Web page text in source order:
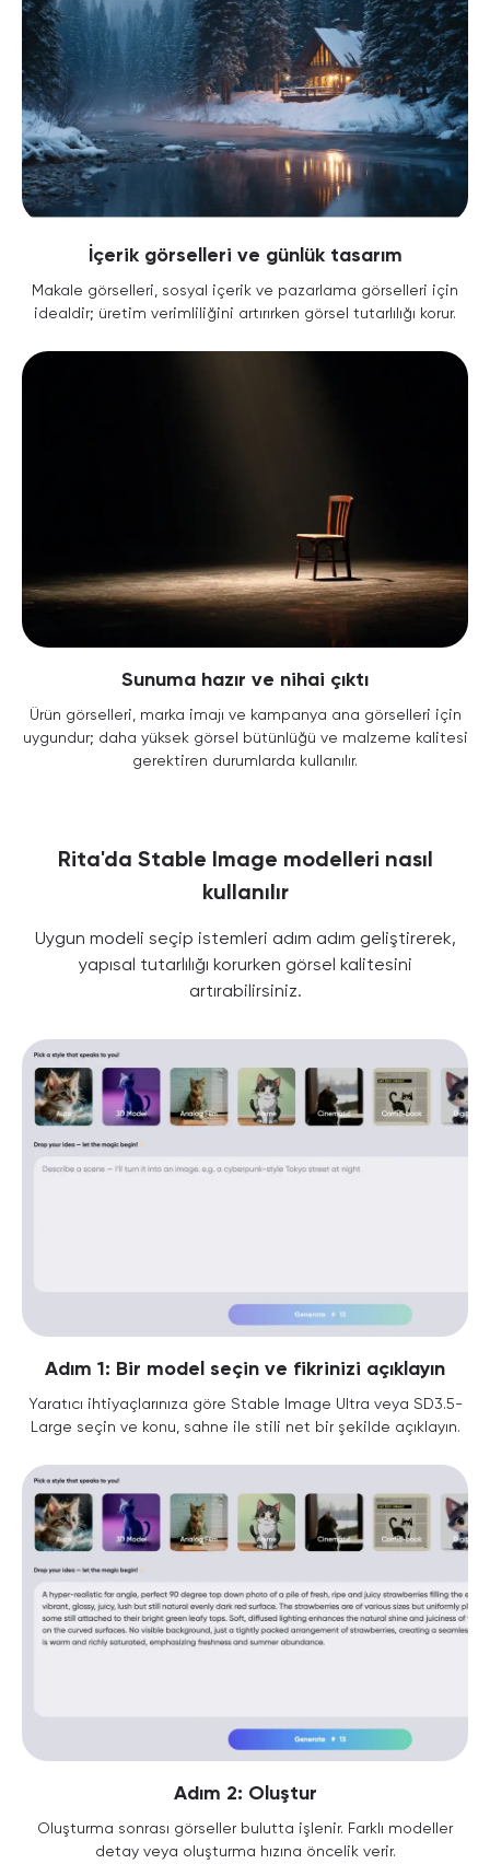
İçerik görselleri ve günlük tasarım
Makale görselleri, sosyal içerik ve pazarlama görselleri için
idealdir; üretim verimliliğini artırırken görsel tutarlılığı korur.
Sunuma hazır ve nihai çıktı
Ürün görselleri, marka imajı ve kampanya ana görselleri için
uygundur; daha yüksek görsel bütünlüğü ve malzeme kalitesi
gerektiren durumlarda kullanılır.
Rita'da Stable Image modelleri nasıl
kullanılır
Uygun modeli seçip istemleri adım adım geliştirerek,
yapısal tutarlılığı korurken görsel kalitesini
artırabilirsiniz.
Adım 1: Bir model seçin ve fikrinizi açıklayın
Yaratıcı ihtiyaçlarınıza göre Stable Image Ultra veya SD3.5-
Large seçin ve konu, sahne ile stili net bir şekilde açıklayın.
Adım 2: Oluştur
Oluşturma sonrası görseller bulutta işlenir. Farklı modeller
detay veya oluşturma hızına öncelik verir.